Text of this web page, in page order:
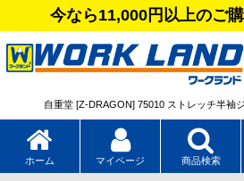
今なら11,000円以上のご
自重堂 [Z-DRAGON] 75010 ストレッチ半袖
ホーム マイページ 商品検索